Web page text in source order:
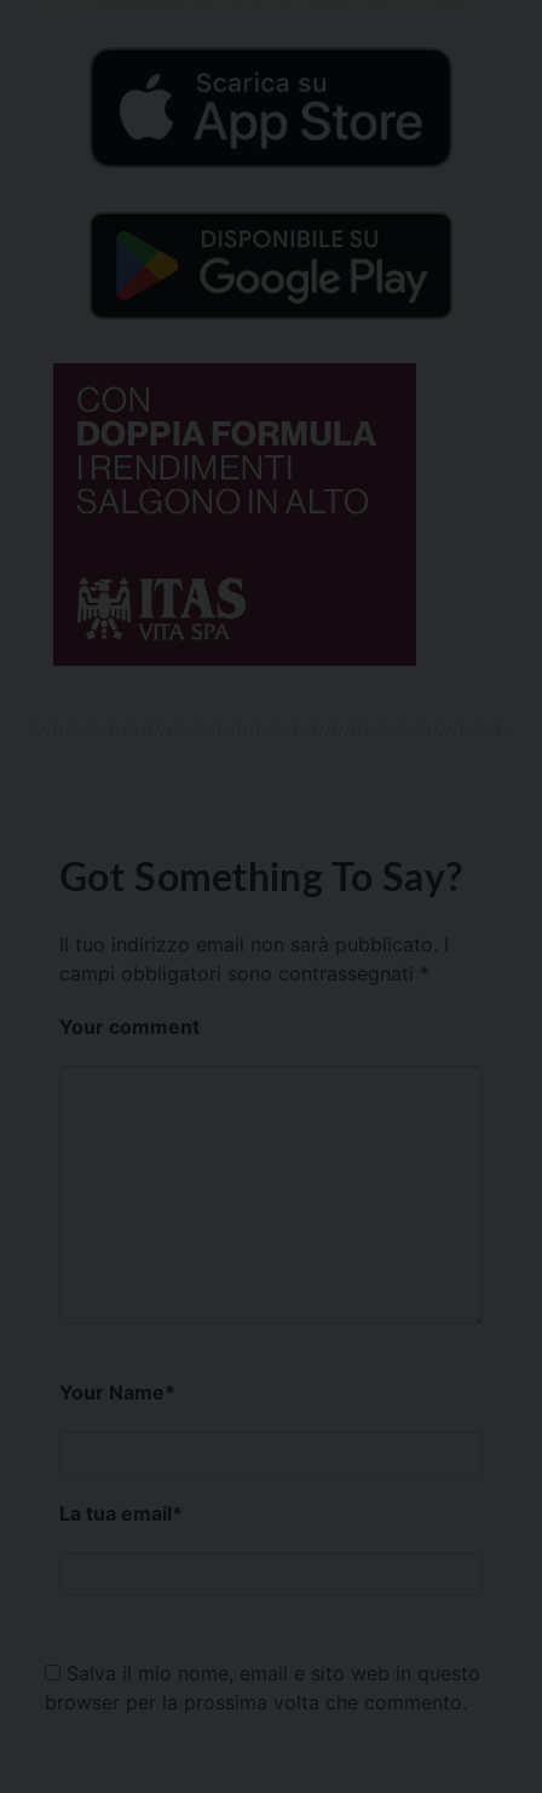
Got Something To Say?
Il tuo indirizzo email non sarà pubblicato.
campi obbligatori sono contrassegnati *
Your comment
Your Name*
La tua email*
Salva il mio nome, email e sito web in questo
browser per la prossima volta che commento.